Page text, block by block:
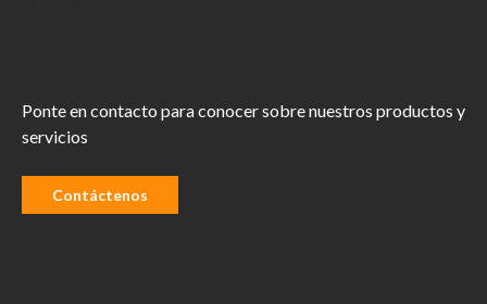
Ponte en contacto para conocer sobre nuestros productos y
servicios
Contáctenos